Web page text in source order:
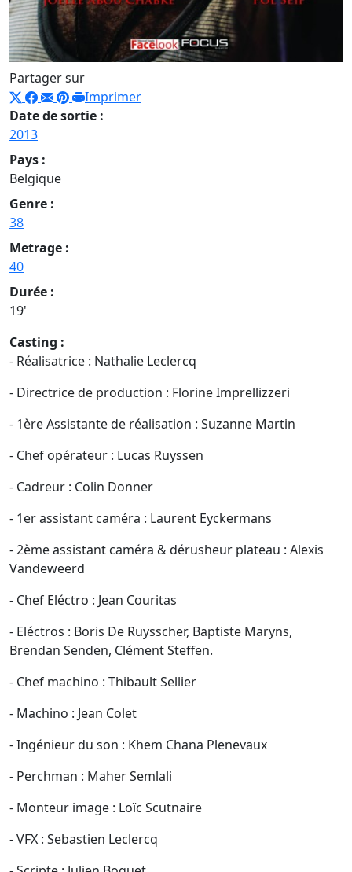
Partager sur
Imprimer
Date de sortie :
2013
Pays :
Belgique
Genre :
38
Metrage :
40
Durée :
19'
Casting :
- Réalisatrice : Nathalie Leclercq
- Directrice de production : Florine Imprellizzeri
- 1ère Assistante de réalisation : Suzanne Martin
- Chef opérateur : Lucas Ruyssen
- Cadreur : Colin Donner
- 1er assistant caméra : Laurent Eyckermans
- 2ème assistant caméra & dérusheur plateau : Alexis
Vandeweerd
- Chef Eléctro : Jean Couritas
- Eléctros : Boris De Ruysscher, Baptiste Maryns,
Brendan Senden, Clément Steffen.
- Chef machino : Thibault Sellier
- Machino : Jean Colet
- Ingénieur du son : Khem Chana Plenevaux
- Perchman : Maher Semlali
- Monteur image : Loïc Scutnaire
- VFX : Sebastien Leclercq